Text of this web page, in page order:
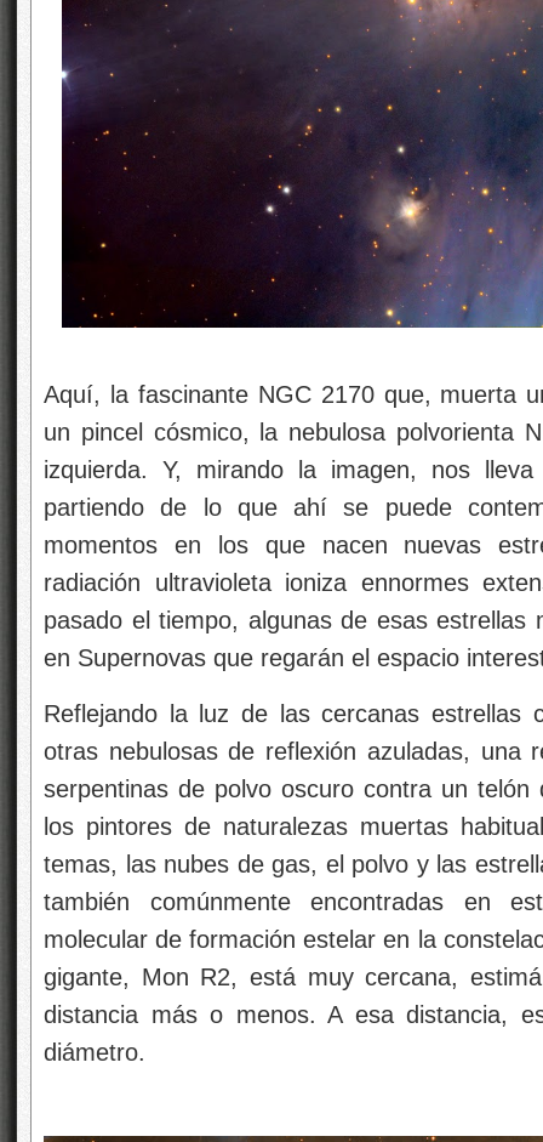
Aquí, la fascinante NGC 2170 que, muerta
un pincel cósmico, la nebulosa polvorienta
izquierda. Y, mirando la imagen, nos
partiendo de lo que ahí se puede
momentos en los que nacen nuevas
radiación ultravioleta ioniza ennormes
pasado el tiempo, algunas de esas estrellas
en Supernovas que regarán el espacio
Reflejando la luz de las cercanas estrellas
otras nebulosas de reflexión azuladas, una
serpentinas de polvo oscuro contra un
los pintores de naturalezas muertas
temas, las nubes de gas, el polvo y las
también comúnmente encontradas en
molecular de formación estelar en la
gigante, Mon R2, está muy cercana,
distancia más o menos. A esa distancia,
diámetro.